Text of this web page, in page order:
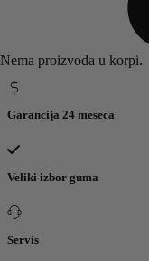
Nema proizvoda u korpi.
pneumatika nema na
Garancija 24 meseca
Veliki izbor guma
Servis